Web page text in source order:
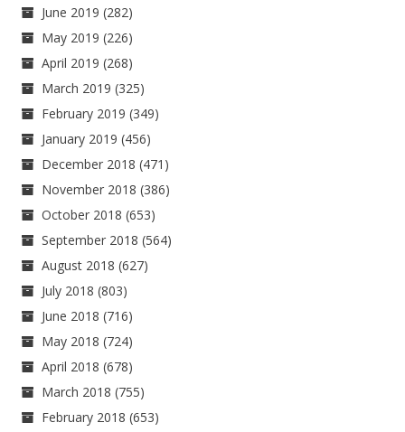
June 2019 (282)
May 2019 (226)
April 2019 (268)
March 2019 (325)
February 2019 (349)
January 2019 (456)
December 2018 (471)
November 2018 (386)
October 2018 (653)
September 2018 (564)
August 2018 (627)
July 2018 (803)
June 2018 (716)
May 2018 (724)
April 2018 (678)
March 2018 (755)
February 2018 (653)